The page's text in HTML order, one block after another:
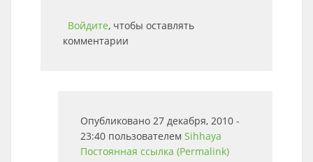
Войдите, чтобы оставлять
комментарии
Опубликовано 27 декабря, 2010 -
23:40 пользователем Sihhaya
Постоянная ссылка (Permalink)